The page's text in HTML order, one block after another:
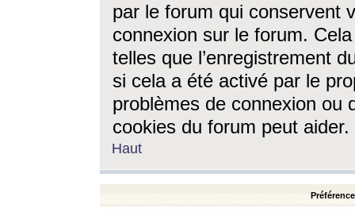
par le forum qui conservent
connexion sur le forum.
telles que l’enregistrement
si cela a été activé par le
problèmes de connexion ou
cookies du forum peut aider.
Haut